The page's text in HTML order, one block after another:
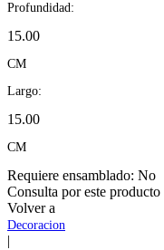
Profundidad:
15.00
CM
Largo:
15.00
CM
Requiere ensamblado: No
Consulta por este producto
Volver a
Decoracion
|